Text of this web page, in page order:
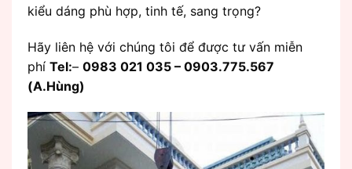
kiểu dáng phù hợp, tinh tế, sang trọng?
Hãy liên hệ với chúng tôi để được tư vấn miễn
phí Tel:– 0983 021 035 – 0903.775.567
(A.Hùng)